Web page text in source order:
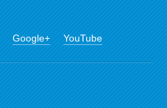
Google+ YouTube